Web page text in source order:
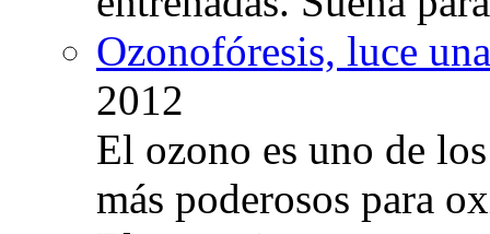
Ozonofóresis, luce
2012
El ozono es uno de
más poderosos para